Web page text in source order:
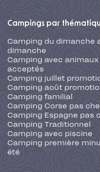
Campings par
Camping du dimanche
dimanche
Camping avec animaux
acceptés
Camping juillet
Camping août
Camping familial
Camping Corse pas
Camping Espagne pas
Camping Traditionnel
Camping avec piscine
Camping première
été